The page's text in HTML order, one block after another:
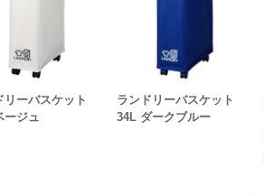
リーバスケット
ージュ
ランドリーバスケット
34L ダークブルー